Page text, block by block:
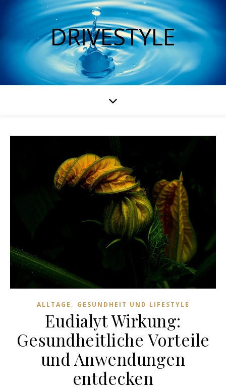
DRIVESTYLE
ALLTAGE , GESUNDHEIT UND LIFESTYLE
Eudialyt Wirkung:
Gesundheitliche Vorteile
und Anwendungen
entdecken